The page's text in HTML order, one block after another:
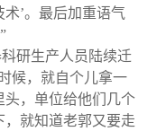
’。最后加重语气
研生产人员陆续迁
候，就自个儿拿一
头，单位给他们几个
就知道老郭又要走